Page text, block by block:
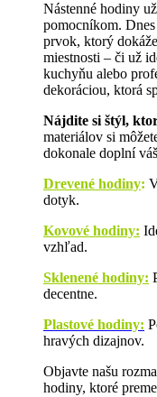
Nástenné hodiny
pomocníkom.
prvok, ktorý
miestnosti – či už
kuchyňu alebo
dekoráciou, ktorá
Nájdite si štýl,
materiálov si
dokonale doplní
Drevené hodiny:
dotyk.
Kovové hodiny:
vzhľad.
Sklenené hodiny:
decentne.
Plastové hodiny:
hravých dizajnov.
Objavte našu
hodiny, ktoré